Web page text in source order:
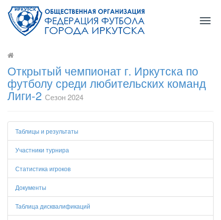
Открытый чемпионат г. Иркутска по
футболу среди любительских команд
Лиги-2 Сезон 2024
Таблицы и результаты
Участники турнира
Статистика игроков
Документы
Таблица дисквалификаций